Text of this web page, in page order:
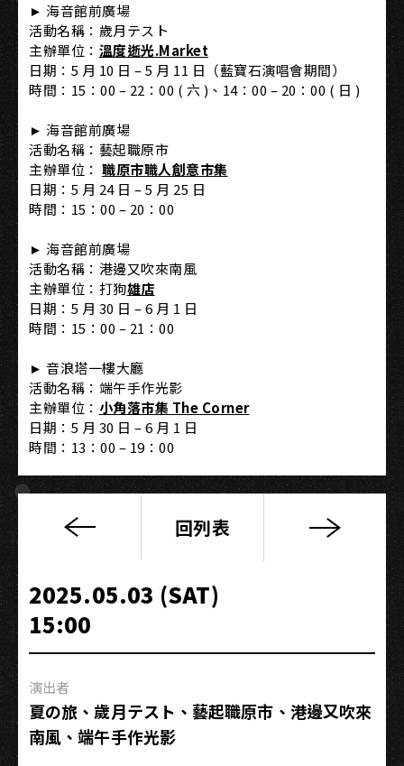
► 海音館前廣場
活動名稱：歲月テスト
主辦單位： 溫度逝光.Market
日期：5 月 10 日 – 5 月 11 日（藍寶石演唱會期間）
時間：15：00 – 22：00 ( 六 )、14：00 – 20：00 ( 日 )
► 海音館前廣場
活動名稱：藝起職原市
主辦單位： 職原市職人創意市集
日期：5 月 24 日 – 5 月 25 日
時間：15：00 – 20：00
► 海音館前廣場
活動名稱：港邊又吹來南風
主辦單位：打狗雄店
日期：5 月 30 日 – 6 月 1 日
時間：15：00 – 21：00
► 音浪塔一樓大廳
活動名稱：端午手作光影
主辦單位： 小角落市集 The Corner
日期：5 月 30 日 – 6 月 1 日
時間：13：00 – 19：00
【朵
菈
不
是
一
花】
朵
回列表
2025.05.03 (SAT)
15:00
演出者
夏の旅、歲月テスト、藝起職原市、港邊又吹來
南風、端午手作光影